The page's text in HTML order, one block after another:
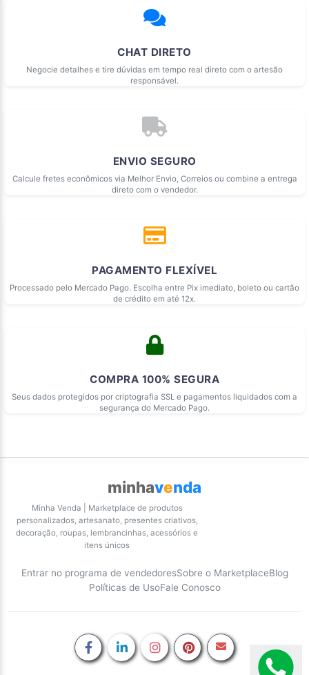
CHAT DIRETO
Negocie detalhes e tire dúvidas em tempo real direto com o artesão
responsável.
ENVIO SEGURO
Calcule fretes econômicos via Melhor Envio, Correios ou combine a entrega
direto com o vendedor.
PAGAMENTO FLEXÍVEL
Processado pelo Mercado Pago. Escolha entre Pix imediato, boleto ou cartão
de crédito em até 12x.
COMPRA 100% SEGURA
Seus dados protegidos por criptografia SSL e pagamentos liquidados com a
segurança do Mercado Pago.
minhavenda
Minha Venda | Marketplace de produtos
personalizados, artesanato, presentes criativos,
decoração, roupas, lembrancinhas, acessórios e
itens únicos
Entrar no programa de vendedoresSobre o MarketplaceBlog
Políticas de UsoFale Conosco